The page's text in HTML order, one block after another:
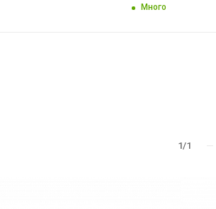
Много
1/1